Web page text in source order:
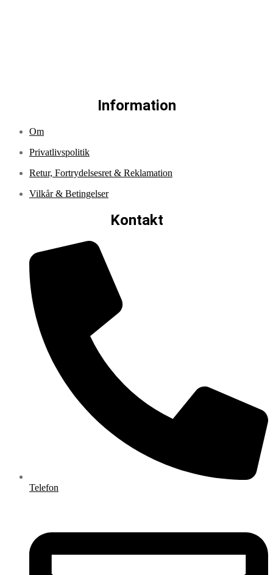
Information
Om
Privatlivspolitik
Retur, Fortrydelsesret & Reklamation
Vilkår & Betingelser
Kontakt
Telefon